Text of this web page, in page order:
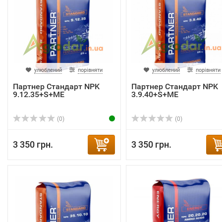
улюблений порівняти
Партнер Стандарт NPK
9.12.35+S+ME
(0)
3 350 грн.
улюблений порівняти
Партнер Стандарт NPK
3.9.40+S+ME
(0)
3 350 грн.